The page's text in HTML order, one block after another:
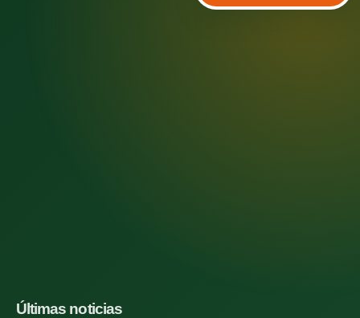
Últimas noticias